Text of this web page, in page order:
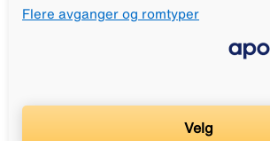
Flere avganger og romtyper
Velg